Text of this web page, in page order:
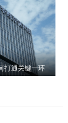
打通关键一环